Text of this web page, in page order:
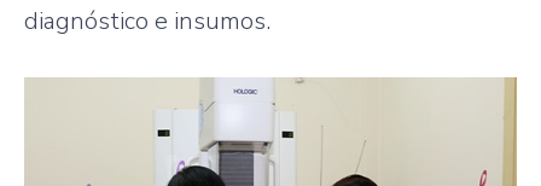
diagnóstico e insumos.